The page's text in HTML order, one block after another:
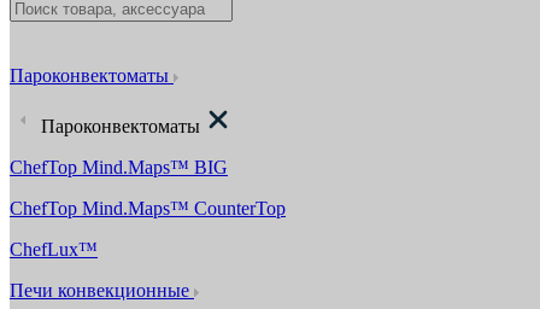
Пароконвектоматы
Пароконвектоматы
ChefTop Mind.Maps™ BIG
ChefTop Mind.Maps™ CounterTop
ChefLux™
Печи конвекционные